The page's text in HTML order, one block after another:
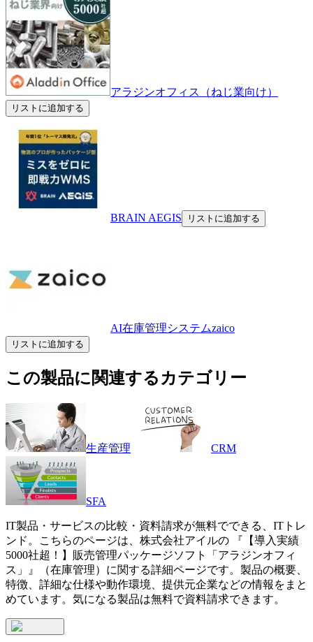
アラジンオフィス（ねじ業向け）
リストに追加する
BRAIN AEGIS リストに追加する
AI在庫管理システムzaico
リストに追加する
この製品に関連するカテゴリー
生産管理 CRM
SFA
IT製品・サービスの比較・資料請求が無料でできる、ITトレ
ンド。こちらのページは、 株式会社アイルの 『 【導入実績
5000社超！】販売管理パッケージソフト
「アラジンオフィ
ス」
』（在庫管理）に関する詳細ページです。製品の概要、
特徴、詳細な仕様や動作環境、提供元企業などの情報をまと
めています。気になる製品は無料で資料請求できます。